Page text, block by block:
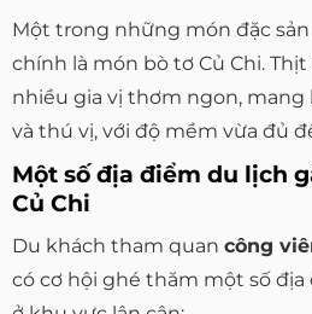
Một trong những món đặc
chính là món bò tơ Củ Chi.
nhiều gia vị thơm ngon, mang
và thú vị, với độ mềm vừa đủ
Một số địa điểm du lịch
Củ Chi
Du khách tham quan công
có cơ hội ghé thăm một số